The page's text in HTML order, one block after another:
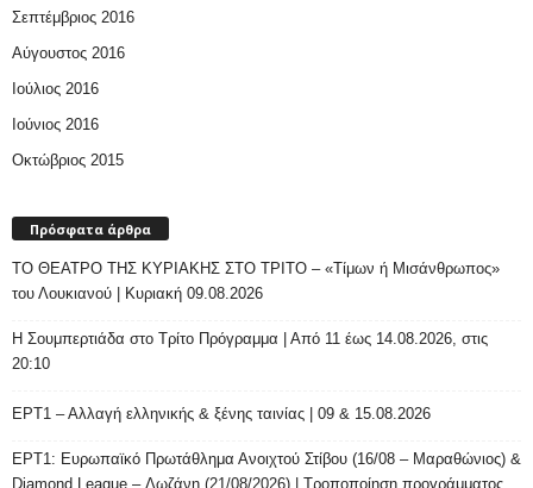
Σεπτέμβριος 2016
Αύγουστος 2016
Ιούλιος 2016
Ιούνιος 2016
Οκτώβριος 2015
Πρόσφατα άρθρα
ΤΟ ΘΕΑΤΡΟ ΤΗΣ ΚΥΡΙΑΚΗΣ ΣΤΟ ΤΡΙΤΟ – «Τίμων ή Μισάνθρωπος»
του Λουκιανού | Κυριακή 09.08.2026
H Σουμπερτιάδα στο Τρίτο Πρόγραμμα | Από 11 έως 14.08.2026, στις
20:10
ΕΡΤ1 – Αλλαγή ελληνικής & ξένης ταινίας | 09 & 15.08.2026
ΕΡΤ1: Ευρωπαϊκό Πρωτάθλημα Ανοιχτού Στίβου (16/08 – Μαραθώνιος) &
Diamond League – Λωζάνη (21/08/2026) | Τροποποίηση προγράμματος